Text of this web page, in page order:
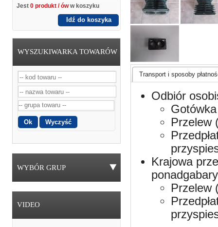
Jest 0 produkt / óww koszyku
Idź do koszyka
WYSZUKIWARKA TOWARÓW
WYBÓR GRUP
VIDEO
Transport i sposoby
Odbiór
Przelew
Krajowa
Przelew